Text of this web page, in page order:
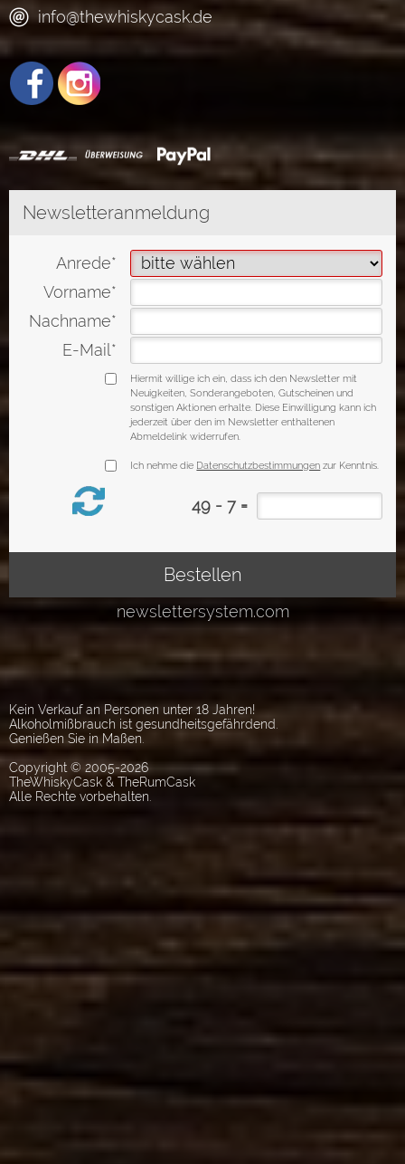
info@thewhiskycask.de
Kein Verkauf an Personen unter 18 Jahren!
Alkoholmißbrauch ist gesundheitsgefährdend.
Genießen Sie in Maßen.
Copyright © 2005-2026
TheWhiskyCask & TheRumCask
Alle Rechte vorbehalten.